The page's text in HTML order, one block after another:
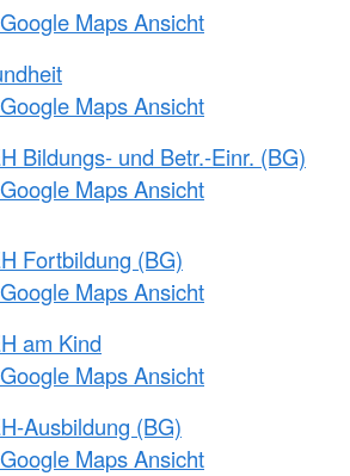
Maps Ansicht
Maps Ansicht
Bildungs- und Betr.-Einr. (BG)
Maps Ansicht
Fortbildung (BG)
Maps Ansicht
am Kind
Maps Ansicht
Ausbildung (BG)
Maps Ansicht